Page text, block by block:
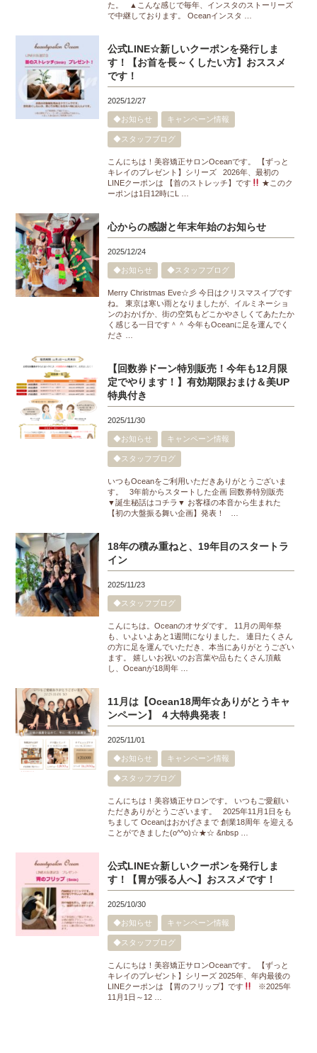
た。 ▲こんな感じで毎年、インスタのストーリーズ
で中継しております。 Oceanインスタ …
公式LINE☆新しいクーポンを発行しま
す！【お首を長～くしたい方】おススメ
です！
2025/12/27
◆お知らせ キャンペーン情報
◆スタッフブログ
こんにちは！美容矯正サロンOceanです。 【ずっと
キレイのプレゼント】シリーズ 2026年、最初の
LINEクーポンは 【首のストレッチ】です
★このク
ーポンは1日12時にL …
心からの感謝と年末年始のお知らせ
2025/12/24
◆お知らせ ◆スタッフブログ
Merry Christmas Eve☆彡 今日はクリスマスイブです
ね。 東京は寒い雨となりましたが、イルミネーショ
ンのおかげか、街の空気もどこかやさしくてあたたか
く感じる一日です＾＾ 今年もOceanに足を運んでく
ださ …
【回数券ドーン特別販売！今年も12月限
定でやります！】有効期限おまけ＆美UP
特典付き
2025/11/30
◆お知らせ キャンペーン情報
◆スタッフブログ
いつもOceanをご利用いただきありがとうございま
す。 3年前からスタートした企画 回数券特別販売
▼誕生秘話はコチラ▼ お客様の本音から生まれた
【初の大盤振る舞い企画】発表！ …
18年の積み重ねと、19年目のスタートラ
イン
2025/11/23
◆スタッフブログ
こんにちは。Oceanのオサダです。 11月の周年祭
も、いよいよあと1週間になりました。 連日たくさん
の方に足を運んでいただき、本当にありがとうござい
ます。 嬉しいお祝いのお言葉や品もたくさん頂戴
し、Oceanが18周年 …
11月は【Ocean18周年☆ありがとうキャ
ンペーン】 ４大特典発表！
2025/11/01
◆お知らせ キャンペーン情報
◆スタッフブログ
こんにちは！美容矯正サロンです。 いつもご愛顧い
ただきありがとうございます。 2025年11月1日をも
ちまして Oceanはおかげさまで 創業18周年 を迎える
ことができました(o^^o)☆★☆ &nbsp …
公式LINE☆新しいクーポンを発行しま
す！【胃が張る人へ】おススメです！
2025/10/30
◆お知らせ キャンペーン情報
◆スタッフブログ
こんにちは！美容矯正サロンOceanです。 【ずっと
キレイのプレゼント】シリーズ 2025年、年内最後の
LINEクーポンは 【胃のフリップ】です
※2025年
11月1日～12 …